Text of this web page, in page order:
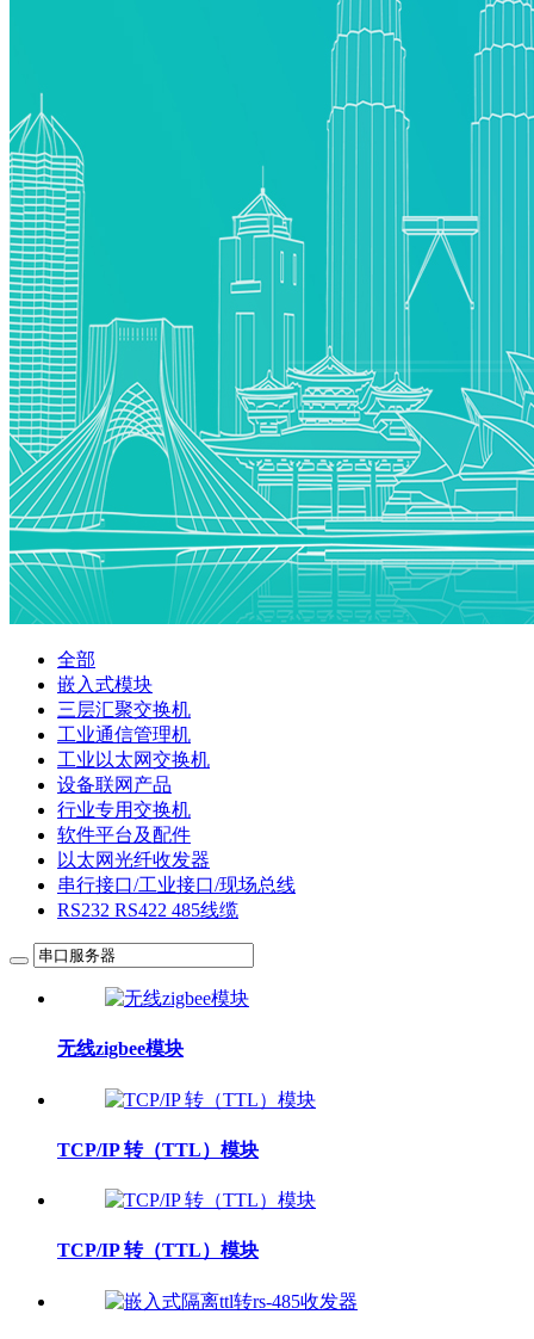
全部
嵌入式模块
三层汇聚交换机
工业通信管理机
工业以太网交换机
设备联网产品
行业专用交换机
软件平台及配件
以太网光纤收发器
串行接口/工业接口/现场总线
RS232 RS422 485线缆
无线zigbee模块
TCP/IP 转（TTL）模块
TCP/IP 转（TTL）模块